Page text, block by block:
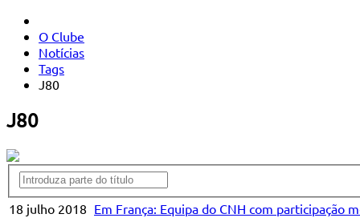
O Clube
Notícias
Tags
J80
J80
18 julho 2018 Em França: Equipa do CNH com participação